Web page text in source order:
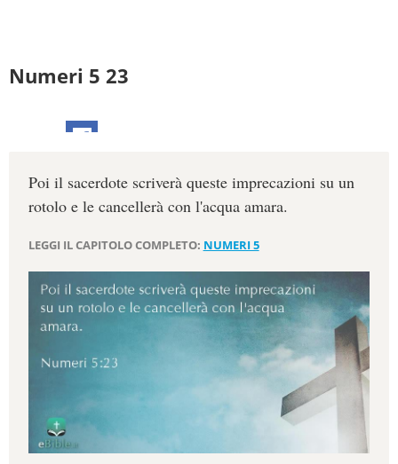
Numeri 5 23
Poi il sacerdote scriverà queste imprecazioni su un
rotolo e le cancellerà con l'acqua amara.
LEGGI IL CAPITOLO COMPLETO: NUMERI 5